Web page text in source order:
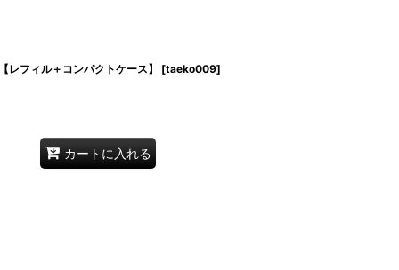
フィル＋コンパクトケース】 [taeko009]
カートに入れる